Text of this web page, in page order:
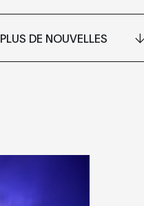
PLUS DE NOUVELLES